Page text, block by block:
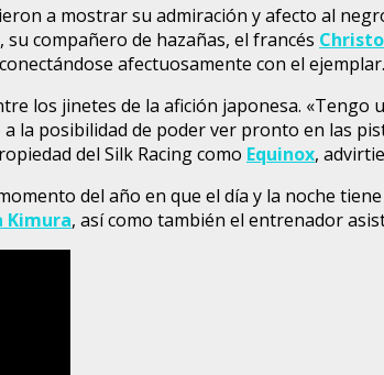
a mostrar su admiración y afecto al
compañero de hazañas, el francés
afectuosamente con el ejemplar.
los jinetes de la afición japonesa.
la posibilidad de poder ver pronto en las
del Silk Racing como Equinox,
del año en que el día y la noche
Kimura, así como también el entrenador